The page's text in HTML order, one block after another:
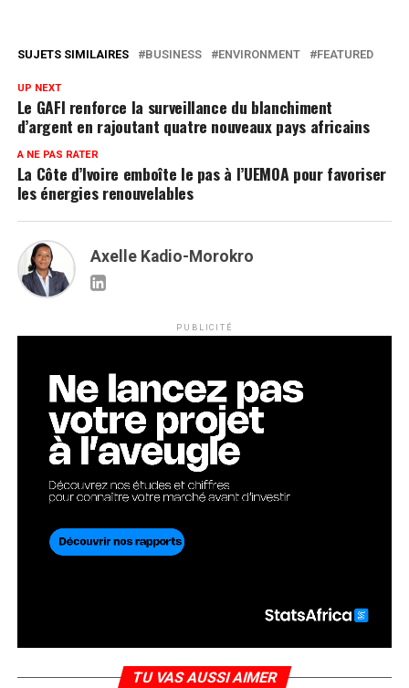
SUJETS SIMILAIRES BUSINESS ENVIRONMENT FEATURED
UP NEXT
Le GAFI renforce la surveillance du blanchiment
d’argent en rajoutant quatre nouveaux pays africains
A NE PAS RATER
La Côte d’Ivoire emboîte le pas à l’UEMOA pour favoriser
les énergies renouvelables
Axelle Kadio-Morokro
PUBLICITÉ
TU VAS AUSSI AIMER